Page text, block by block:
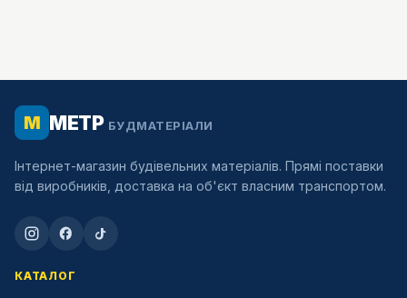
М МЕТР БУДМАТЕРІАЛИ
Інтернет-магазин будівельних матеріалів. Прямі поставки
від виробників, доставка на об'єкт власним транспортом.
КАТАЛОГ